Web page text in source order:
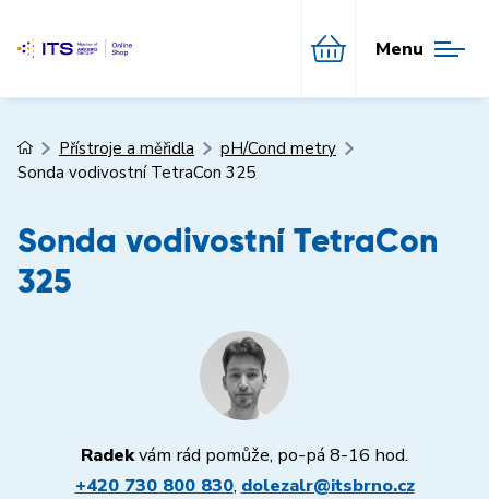
Menu
Přístroje a měřidla
pH/Cond metry
Sonda vodivostní TetraCon 325
Sonda vodivostní TetraCon
325
Radekvám rád pomůže, po-pá 8-16 hod.
+420 730 800 830, dolezalr@itsbrno.cz